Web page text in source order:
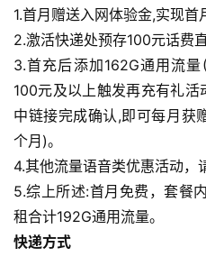
1.首月赠送入网体验金,实现首
2.激活快递处预存100元话费直
3.首充后添加162G通用流
100元及以上触发再充有礼
中链接完成确认,即可每月获
个月)。
4.其他流量语音类优惠活动，
5.综上所述:首月免费，套餐
租合计192G通用流量。
快递方式